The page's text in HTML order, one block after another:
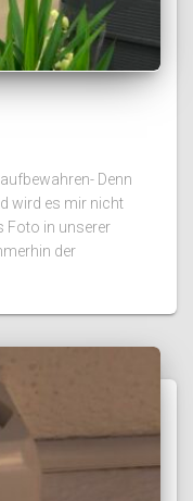
Denn
wird es mir nicht
Foto in unserer
der